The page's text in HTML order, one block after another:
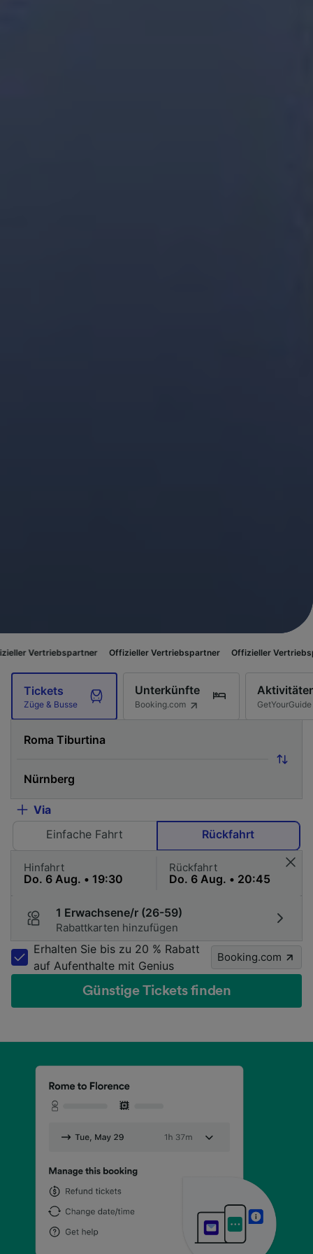
Offizieller Vertriebspartner Offizieller Vertriebspartner
Tickets
Züge & Busse
Unterkünfte
Booking.com GetYourGuide
Via
Einfache Fahrt
Rückfahrt
Hinfahrt Rückfahrt
1 Erwachsene/r (26-59)
Rabattkarten hinzufügen
Erhalten Sie bis zu 20 % Rabatt
auf Aufenthalte mit Genius
Booking.com
Günstige Tickets finden